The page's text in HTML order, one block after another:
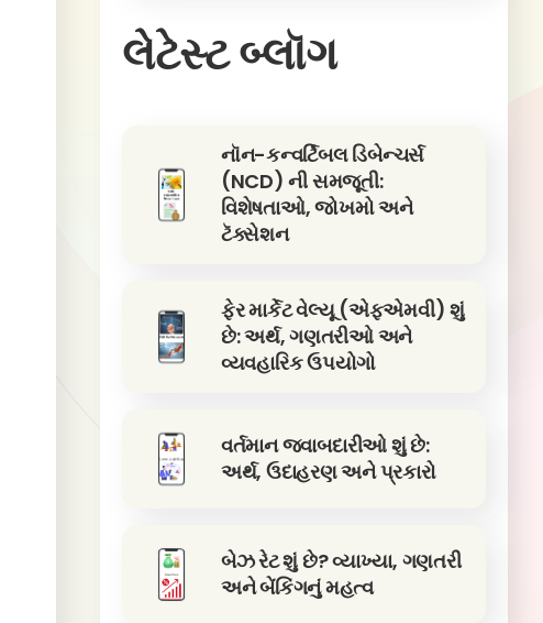
લેટેસ્ટ બ્લૉગ
નૉન-કન્વર્ટિબલ ડિબેન્ચર્સ
(NCD) ની સમજૂતી:
વિશેષતાઓ, જોખમો અને
ટૅક્સેશન
ફેર માર્કેટ વેલ્યૂ (એફએમવી) શું
છે: અર્થ, ગણતરીઓ અને
વ્યવહારિક ઉપયોગો
વર્તમાન જવાબદારીઓ શું છે:
અર્થ, ઉદાહરણ અને પ્રકારો
બેઝ રેટ શું છે? વ્યાખ્યા, ગણતરી
અને બેંકિંગનું મહત્વ